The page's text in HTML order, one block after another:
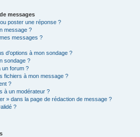
messages
poster une réponse ?
message ?
messages ?
d’options à mon sondage ?
sondage ?
un forum ?
fichiers à mon message ?
?
à un modérateur ?
» dans la page de rédaction de message ?
?